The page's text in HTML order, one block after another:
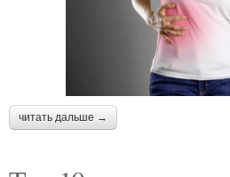
читать дальше →